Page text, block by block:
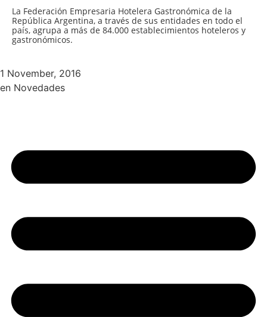
La Federación Empresaria Hotelera Gastronómica de la
República Argentina, a través de sus entidades en todo el
país, agrupa a más de 84.000 establecimientos hoteleros y
gastronómicos.
1 November, 2016
en Novedades